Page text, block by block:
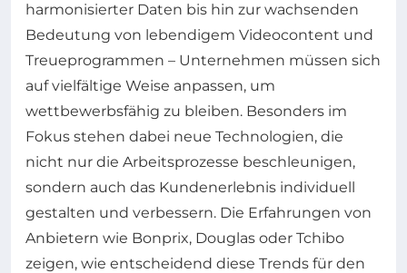
harmonisierter Daten bis hin zur wachsenden
Bedeutung von lebendigem Videocontent und
Treueprogrammen – Unternehmen müssen sich
auf vielfältige Weise anpassen, um
wettbewerbsfähig zu bleiben. Besonders im
Fokus stehen dabei neue Technologien, die
nicht nur die Arbeitsprozesse beschleunigen,
sondern auch das Kundenerlebnis individuell
gestalten und verbessern. Die Erfahrungen von
Anbietern wie Bonprix, Douglas oder Tchibo
zeigen, wie entscheidend diese Trends für den